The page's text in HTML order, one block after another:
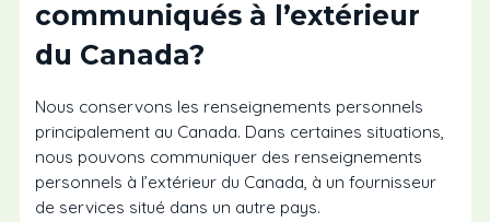
communiqués à l’extérieur
du Canada?
Nous conservons les renseignements personnels
principalement au Canada. Dans certaines situations,
nous pouvons communiquer des renseignements
personnels à l’extérieur du Canada, à un fournisseur
de services situé dans un autre pays.